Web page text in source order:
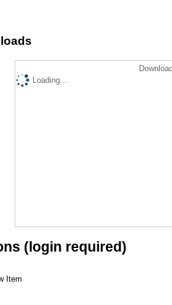
Loading...
(login required)
Item